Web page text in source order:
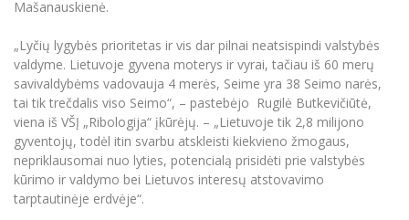
Mašanauskienė.
„Lyčių lygybės prioritetas ir vis dar pilnai neatsispindi valstybės
valdyme. Lietuvoje gyvena moterys ir vyrai, tačiau iš 60 merų
savivaldybėms vadovauja 4 merės, Seime yra 38 Seimo narės,
tai tik trečdalis viso Seimo“, – pastebėjo Rugilė Butkevičiūtė,
viena iš VŠĮ „Ribologija“ įkūrėjų. – „Lietuvoje tik 2,8 milijono
gyventojų, todėl itin svarbu atskleisti kiekvieno žmogaus,
nepriklausomai nuo lyties, potencialą prisidėti prie valstybės
kūrimo ir valdymo bei Lietuvos interesų atstovavimo
tarptautinėje erdvėje“.